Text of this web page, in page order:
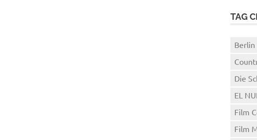
TAG
Berlin
Die
EL
Film
Film